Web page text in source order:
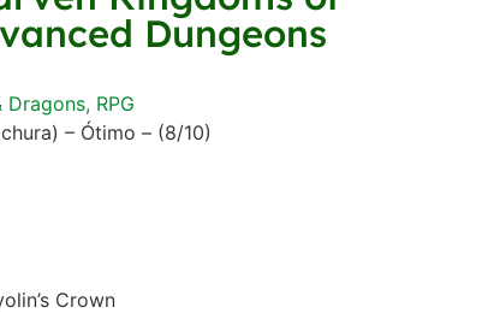
Dungeons
Dragons, RPG
– Ótimo – (8/10)
Crown